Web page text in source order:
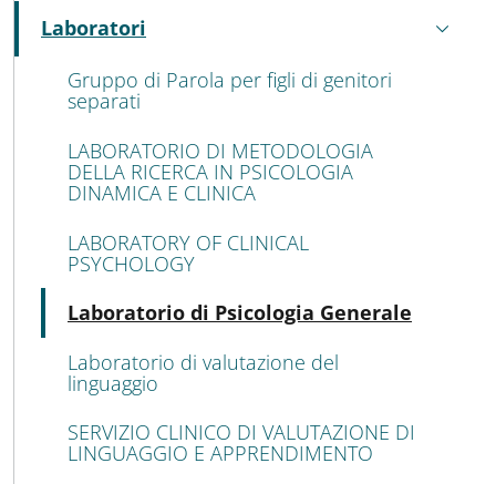
MAIN NAVIGATION
Laboratori
Attivo
Gruppo di Parola per figli di genitori
separati
LABORATORIO DI METODOLOGIA
DELLA RICERCA IN PSICOLOGIA
DINAMICA E CLINICA
LABORATORY OF CLINICAL
PSYCHOLOGY
Laboratorio di Psicologia Generale
Laboratorio di valutazione del
linguaggio
SERVIZIO CLINICO DI VALUTAZIONE DI
LINGUAGGIO E APPRENDIMENTO